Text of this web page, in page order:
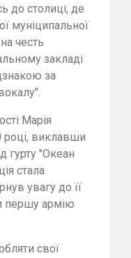
до столиці, де
муніципальної
честь
закладі
за
Марія
році, виклавши
гурту "Океан
стала
увагу до її
першу армію
свої